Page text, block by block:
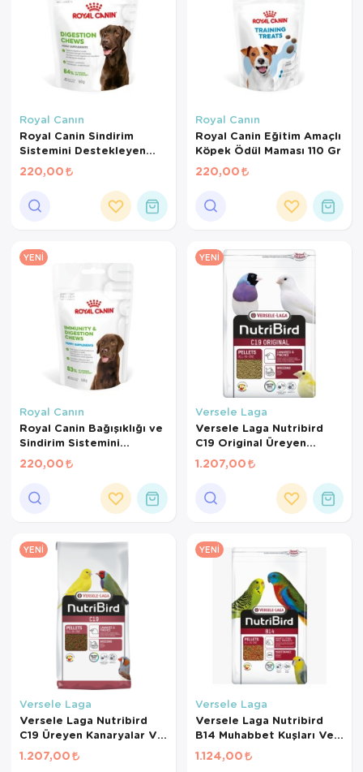
Royal Canın
Royal Canin Sindirim
Sistemini Destekleyen
Tamamlayıcı Yetişkin
Köpek Ödül Maması 160
220,00
Royal Canın
Royal Canin Eğitim Amaçlı
Köpek Ödül Maması 110 Gr
220,00
YENI
Royal Canın
Royal Canin Bağışıklığı ve
Sindirim Sistemini
Destekleyen Tamamlayıcı
Yavru Köpek Ödül Maması
220,00
YENI
Versele Laga
Versele Laga Nutribird
C19 Original Üreyen
Kanaryalar Ve Finçler İçin
1.207,00
YENI
Versele Laga
Versele Laga Nutribird
C19 Üreyen Kanaryalar Ve
Finçler İçin Meyveli Pelet
Yem 3 Kg
1.207,00
YENI
Versele Laga
Versele Laga Nutribird
B14 Muhabbet Kuşları Ve
Mini Paraketler İçin
1.124,00